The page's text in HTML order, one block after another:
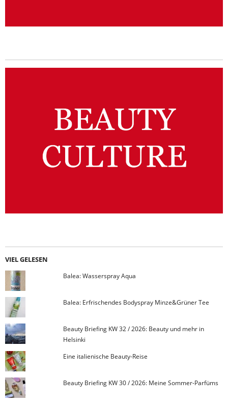
VIEL GELESEN
Balea: Wasserspray Aqua
Balea: Erfrischendes Bodyspray Minze&Grüner Tee
Beauty Briefing KW 32 / 2026: Beauty und mehr in
Helsinki
Eine italienische Beauty-Reise
Beauty Briefing KW 30 / 2026: Meine Sommer-Parfüms